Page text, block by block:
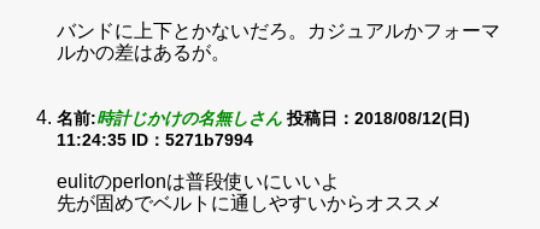
バンドに上下とかないだろ。カジュアルかフォーマ
ルかの差はあるが。
名前:時計じかけの名無しさん 投稿日：2018/08/12(日)
11:24:35 ID：5271b7994
eulitのperlonは普段使いにいいよ
先が固めでベルトに通しやすいからオススメ